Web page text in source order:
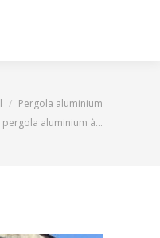
Pergola aluminium
pergola aluminium à…